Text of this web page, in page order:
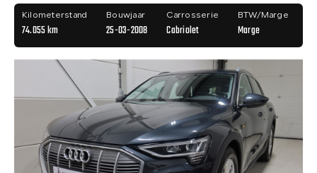
Kilometerstand
74.055 km
Bouwjaar
25-03-2008
Carrosserie
Cabriolet
BTW/Marge
Marge